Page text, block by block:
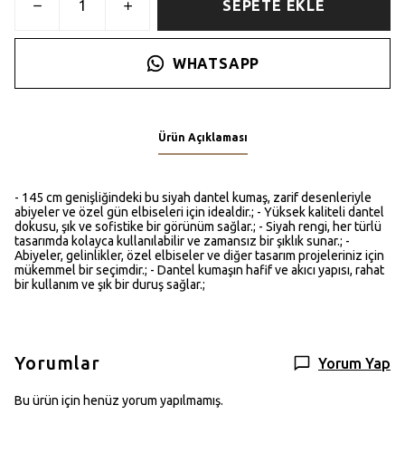
SEPETE EKLE
WHATSAPP
Ürün Açıklaması
- 145 cm genişliğindeki bu siyah dantel kumaş, zarif desenleriyle
abiyeler ve özel gün elbiseleri için idealdir.; - Yüksek kaliteli dantel
dokusu, şık ve sofistike bir görünüm sağlar.; - Siyah rengi, her türlü
tasarımda kolayca kullanılabilir ve zamansız bir şıklık sunar.; -
Abiyeler, gelinlikler, özel elbiseler ve diğer tasarım projeleriniz için
mükemmel bir seçimdir.; - Dantel kumaşın hafif ve akıcı yapısı, rahat
bir kullanım ve şık bir duruş sağlar.;
Yorumlar Yorum Yap
Bu ürün için henüz yorum yapılmamış.